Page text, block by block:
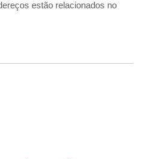
estão relacionados no